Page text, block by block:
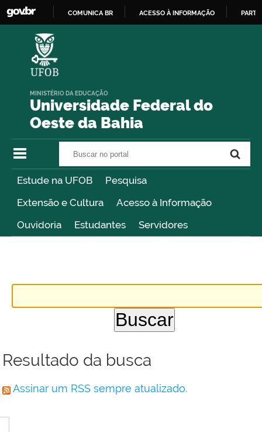
COMUNICA BR ACESSO À INFORMAÇÃO
Universidade Federal do
Oeste da Bahia
MINISTÉRIO DA EDUCAÇÃO
Estude na UFOB
Pesquisa
Extensão e Cultura
Acesso à Informação
Ouvidoria
Estudantes Servidores
Resultado da busca
Assinar um RSS sempre atualizado.